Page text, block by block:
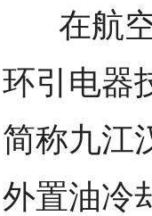
在航空
环引电器
简称九江
外置油冷